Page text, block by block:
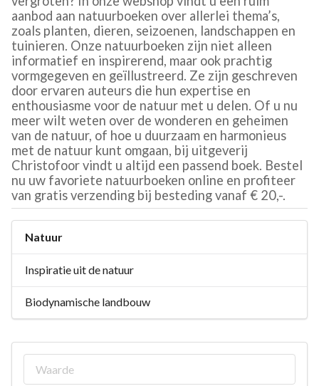
aanbod aan natuurboeken over allerlei thema’s,
zoals planten, dieren, seizoenen, landschappen en
tuinieren. Onze natuurboeken zijn niet alleen
informatief en inspirerend, maar ook prachtig
vormgegeven en geïllustreerd. Ze zijn geschreven
door ervaren auteurs die hun expertise en
enthousiasme voor de natuur met u delen. Of u nu
meer wilt weten over de wonderen en geheimen
van de natuur, of hoe u duurzaam en harmonieus
met de natuur kunt omgaan, bij uitgeverij
Christofoor vindt u altijd een passend boek. Bestel
nu uw favoriete natuurboeken online en profiteer
van gratis verzending bij besteding vanaf € 20,-.
Natuur
Inspiratie uit de natuur
Biodynamische landbouw